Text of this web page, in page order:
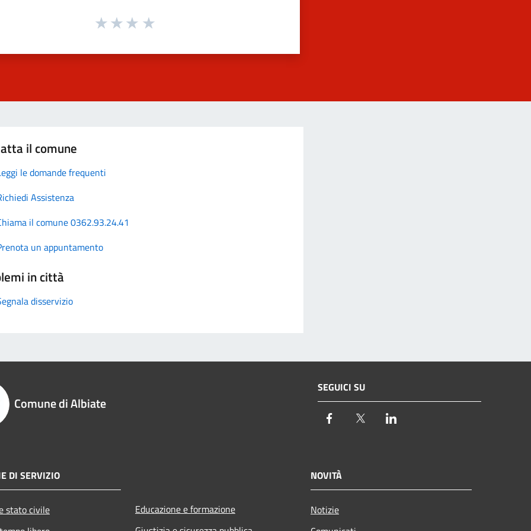
il comune
le domande frequenti
Assistenza
il comune 0362.93.24.41
un appuntamento
in città
disservizio
Comune di Albiate
SEGUICI SU
Facebook Twitter
DI SERVIZIO
stato civile
Educazione e formazione
NOVITÀ
Notizie